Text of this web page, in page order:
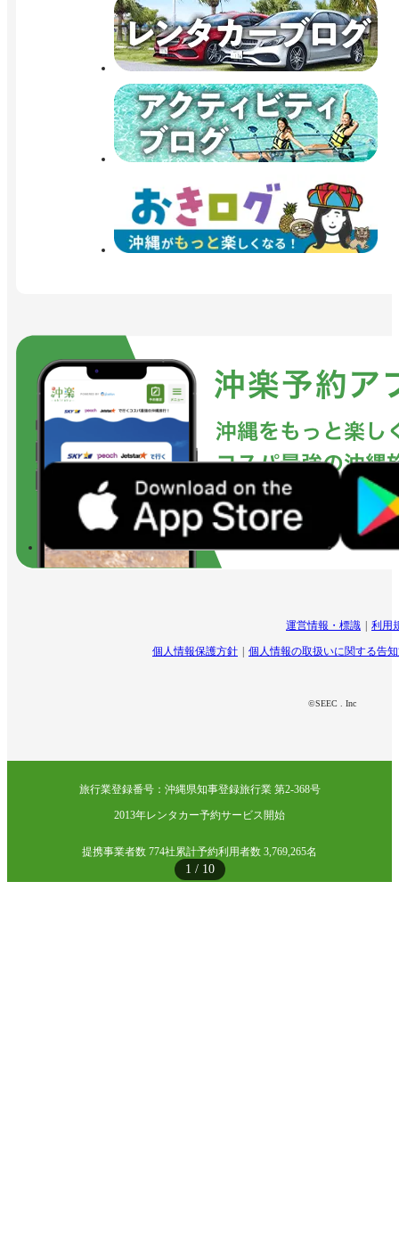
1 / 10
運営情報・標識 利用
個人情報保護方針 個人情報の取扱いに関する告
©SEEC . Inc
旅行業登録番号：沖縄県知事登録旅行業 第2-368号
2013年レンタカー予約サービス開始
提携事業者数 774社累計予約利用者数 3,769,265名